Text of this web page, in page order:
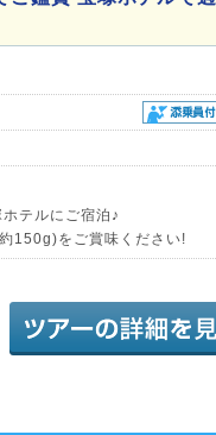
テルにご宿泊♪
150g)をご賞味ください!